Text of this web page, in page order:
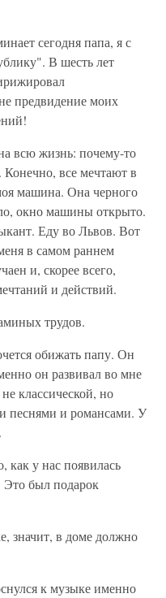
сегодня папа, я с
В шесть лет
предвидение моих
всю жизнь: почему-то
все мечтают в
машина. Она черного
окно машины открыто.
Еду во Львов. Вот
в самом раннем
и, скорее всего,
и действий.
трудов.
обижать папу. Он
он развивал во мне
классической, но
песнями и романсами. У
как у нас появилась
Это был подарок
значит, в доме должно
к музыке именно